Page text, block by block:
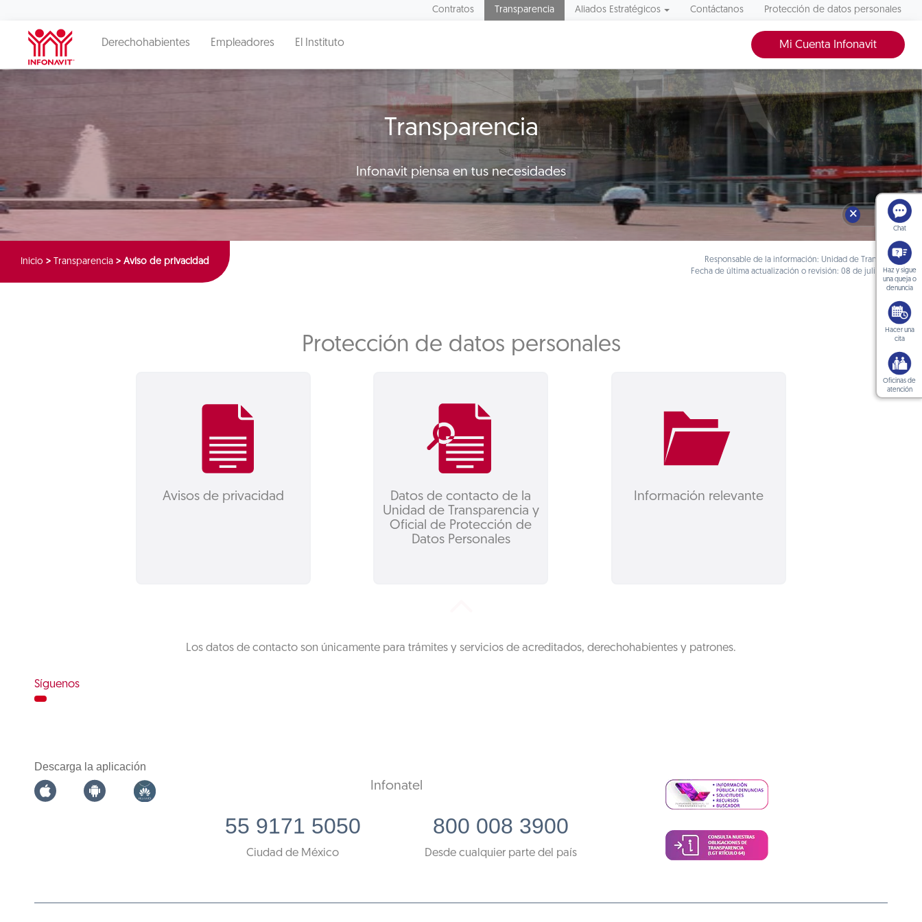
Contratos Transparencia Aliados Estratégicos Contáctanos Protección de datos personales
Derechohabientes Empleadores El Instituto Mi Cuenta Infonavit
Transparencia
Infonavit piensa en tus necesidades
Inicio > Transparencia > Aviso de privacidad
Responsable de la información: Unidad de Transparencia
Fecha de última actualización o revisión: 08 de julio de 2026
Protección de datos personales
Avisos de privacidad
Datos de contacto de la
Unidad de Transparencia y
Oficial de Protección de
Datos Personales
Información relevante
Los datos de contacto son únicamente para trámites y servicios de acreditados, derechohabientes y patrones.
Síguenos
Descarga la aplicación
Infonatel
55 9171 5050
Ciudad de México
800 008 3900
Desde cualquier parte del país
🗙
Chat
Haz y sigue
una queja o
denuncia
Hacer una
cita
Oficinas de
atención